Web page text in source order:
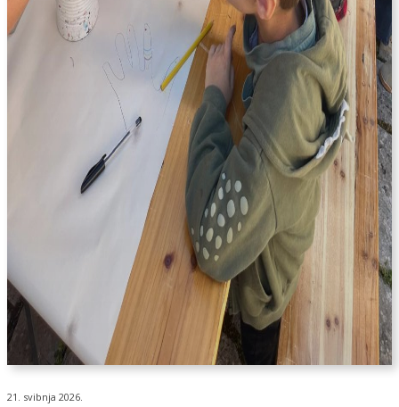
21. svibnja 2026.